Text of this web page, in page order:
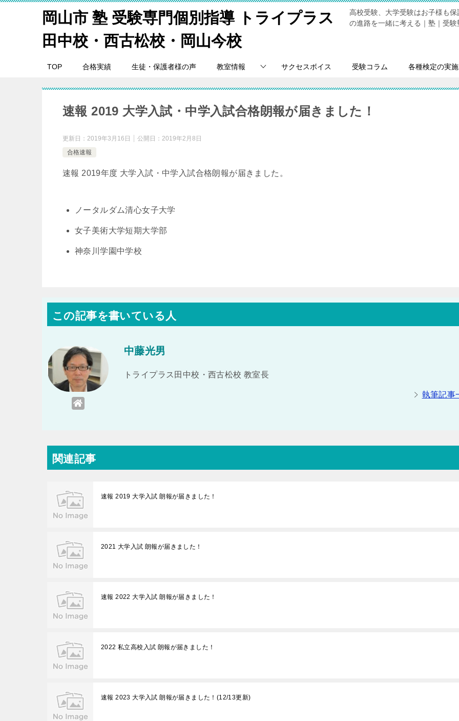
岡山市 塾 受験専門個別指導 トライプラス
田中校・西古松校・岡山今校
高校受験、大学受験はお子様も
の進路を一緒に考える｜塾｜受
TOP 合格実績 生徒・保護者様の声 教室情報 サクセスボイス 受験コラム 各種検定の実
速報 2019 大学入試・中学入試合格朗報が届きました！
更新日： 2019年3月16日 公開日： 2019年2月8日
合格速報
速報 2019年度 大学入試・中学入試合格朗報が届きました。
ノータルダム清心女子大学
女子美術大学短期大学部
神奈川学園中学校
この記事を書いている人
中藤光男
トライプラス田中校・西古松校 教室長
執筆記事
関連記事
速報 2019 大学入試 朗報が届きました！
2021 大学入試 朗報が届きました！
速報 2022 大学入試 朗報が届きました！
2022 私立高校入試 朗報が届きました！
速報 2023 大学入試 朗報が届きました！(12/13更新)